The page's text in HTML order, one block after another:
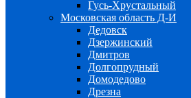
Гусь-Хрустальный
Московская область Д-И
Дедовск
Дзержинский
Дмитров
Долгопрудный
Домодедово
Дрезна